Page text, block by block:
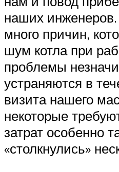
наших
много причин,
шум котла при
проблемы
устраняются в
визита нашего
некоторые
затрат особенно
«столкнулись»